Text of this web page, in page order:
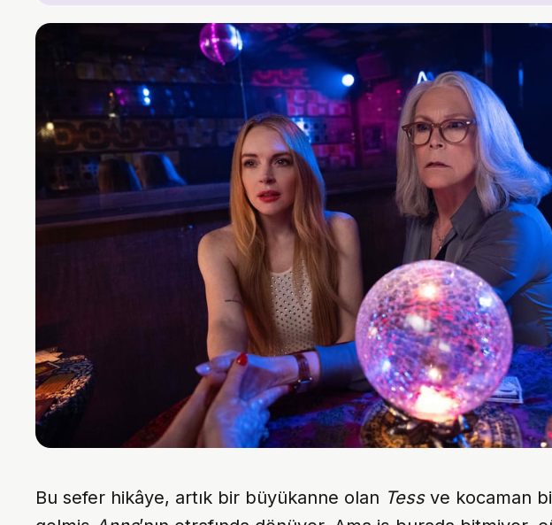
Bu sefer hikâye, artık bir büyükanne olan Tessve kocaman